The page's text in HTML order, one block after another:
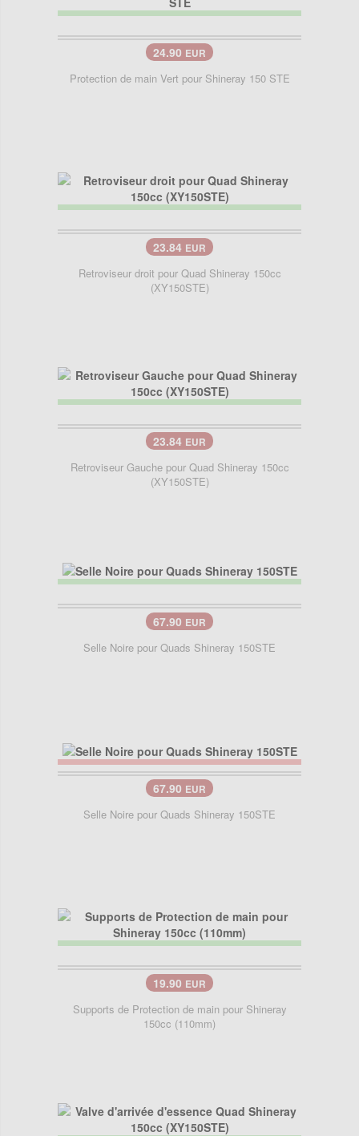
24.90 EUR
Protection de main Vert pour Shineray 150 STE
23.84 EUR
Retroviseur droit pour Quad Shineray 150cc
(XY150STE)
23.84 EUR
Retroviseur Gauche pour Quad Shineray 150cc
(XY150STE)
67.90 EUR
Selle Noire pour Quads Shineray 150STE
67.90 EUR
Selle Noire pour Quads Shineray 150STE
19.90 EUR
Supports de Protection de main pour Shineray
150cc (110mm)